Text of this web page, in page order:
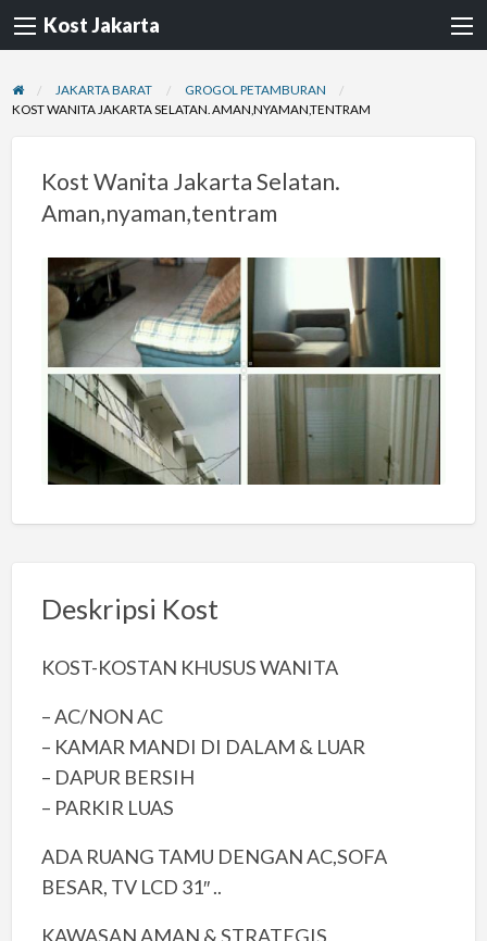
Kost Jakarta
JAKARTA BARAT
GROGOL PETAMBURAN
KOST WANITA JAKARTA SELATAN. AMAN,NYAMAN,TENTRAM
Kost Wanita Jakarta Selatan.
Aman,nyaman,tentram
Deskripsi Kost
KOST-KOSTAN KHUSUS WANITA
– AC/NON AC
– KAMAR MANDI DI DALAM & LUAR
– DAPUR BERSIH
– PARKIR LUAS
ADA RUANG TAMU DENGAN AC,SOFA
BESAR, TV LCD 31″ ..
KAWASAN AMAN & STRATEGIS